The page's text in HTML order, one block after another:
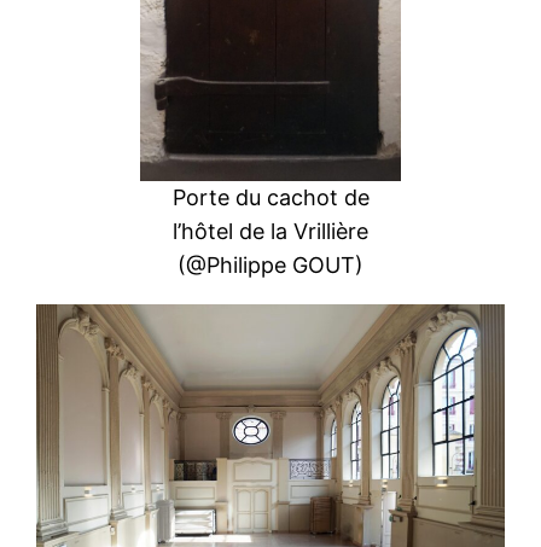
Porte du cachot de
l’hôtel de la Vrillière
(@Philippe GOUT)